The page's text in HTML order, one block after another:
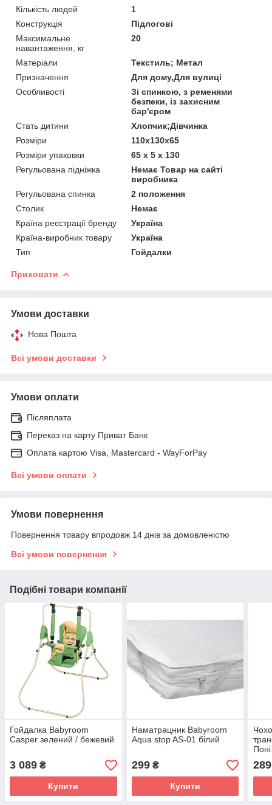
Кількість людей
1
Конструкція
Підлогові
Максимальне
навантаження, кг
20
Матеріали
Текстиль; Метал
Призначення
Для дому,Для вулиці
Особливості
Зі спинкою, з ременями
безпеки, із захисним
бар'єром
Стать дитини
Хлопчик;Дівчинка
Розміри
110x130x65
Розміри упаковки
65 х 5 х 130
Регульована підніжка
Немає Товар на сайті
виробника
Регульована спинка
2 положення
Столик
Немає
Країна реєстрації бренду
Україна
Країна-виробник товару
Україна
Тип
Гойдалки
Приховати
Умови доставки
Нова Пошта
Всі умови доставки
Умови оплати
Післяплата
Переказ на карту Приват Банк
Оплата картою Visa, Mastercard - WayForPay
Всі умови оплати
Умови повернення
Повернення товару впродовж 14 днів за домовленістю
Всі умови повернення
Подібні товари компанії
Гойдалка Babyroom
Casper зелений / бежевий
3 089 ₴
Купити
Наматрацник Babyroom
Aqua stop AS-01 білий
299₴
Купити
289